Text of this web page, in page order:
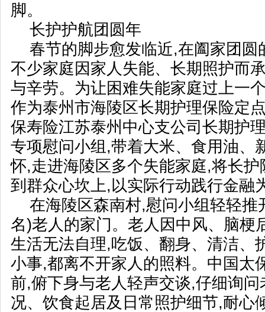
脚。
长护护航团圆年
春节的脚步愈发临近,在阖家团圆
不少家庭因家人失能、长期照护而
与辛劳。为让困难失能家庭过上一
作为泰州市海陵区长期护理保险定
保寿险江苏泰州中心支公司长期护
专项慰问小组,带着大米、食用油、
怀,走进海陵区多个失能家庭,将长
到群众心坎上,以实际行动践行金融
在海陵区森南村,慰问小组轻轻推
名)老人的家门。老人因中风、脑梗
生活无法自理,吃饭、翻身、清洁、
小事,都离不开家人的照料。中国太
前,俯下身与老人轻声交谈,仔细询问
况、饮食起居及日常照护细节,耐心